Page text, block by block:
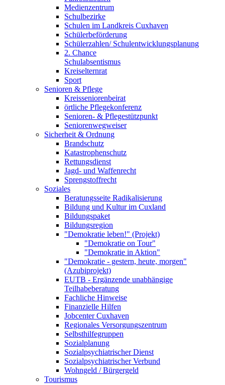
Medienzentrum
Schulbezirke
Schulen im Landkreis Cuxhaven
Schülerbeförderung
Schülerzahlen/ Schulentwicklungsplanung
2. Chance
Schulabsentismus
Kreiselternrat
Sport
Senioren & Pflege
Kreisseniorenbeirat
örtliche Pflegekonferenz
Senioren- & Pflegestützpunkt
Seniorenwegweiser
Sicherheit & Ordnung
Brandschutz
Katastrophenschutz
Rettungsdienst
Jagd- und Waffenrecht
Sprengstoffrecht
Soziales
Beratungsseite Radikalisierung
Bildung und Kultur im Cuxland
Bildungspaket
Bildungsregion
"Demokratie leben!" (Projekt)
"Demokratie on Tour"
"Demokratie in Aktion"
"Demokratie - gestern, heute, morgen"
(Azubiprojekt)
EUTB - Ergänzende unabhängige
Teilhabeberatung
Fachliche Hinweise
Finanzielle Hilfen
Jobcenter Cuxhaven
Regionales Versorgungszentrum
Selbsthilfegruppen
Sozialplanung
Sozialpsychiatrischer Dienst
Sozialpsychiatrischer Verbund
Wohngeld / Bürgergeld
Tourismus